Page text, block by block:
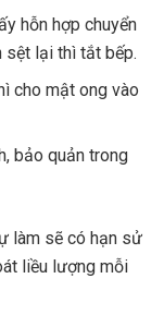
hỗn hợp chuyển
sệt lại thì tắt bếp.
cho mật ong vào
bảo quản trong
làm sẽ có hạn sử
liều lượng mỗi